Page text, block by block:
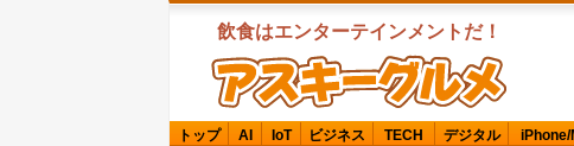
飲食はエンターテインメントだ！
ASCIIグルメ
トップ AI IoT ビジネス TECH デジタル iPhone/